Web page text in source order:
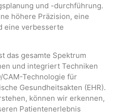
und -durchführung.
höhere Präzision, eine
eine verbesserte
das gesamte Spektrum
und integriert Techniken
CAM-Technologie für
Gesundheitsakten (EHR).
können wir erkennen,
Patientenerlebnis